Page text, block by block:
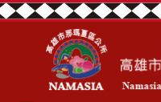
跳到主要內容區塊